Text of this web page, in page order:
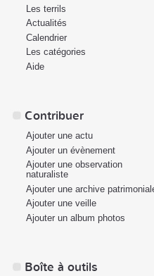
Les terrils
Actualités
Calendrier
Les catégories
Aide
Contribuer
Ajouter une actu
Ajouter un évènement
Ajouter une observation
naturaliste
Ajouter une archive
Ajouter une veille
Ajouter un album photos
Boîte à outils